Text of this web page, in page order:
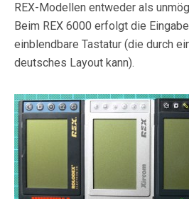
REX-Modellen entweder als
Beim REX 6000 erfolgt die
einblendbare Tastatur (die durch
deutsches Layout kann).